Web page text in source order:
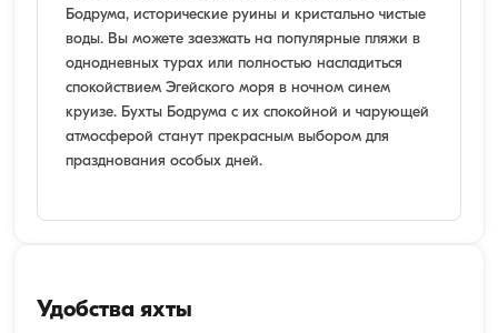
Бодрума, исторические руины и кристально чистые
воды. Вы можете заезжать на популярные пляжи в
однодневных турах или полностью насладиться
спокойствием Эгейского моря в ночном синем
круизе. Бухты Бодрума с их спокойной и чарующей
атмосферой станут прекрасным выбором для
празднования особых дней.
Удобства яхты